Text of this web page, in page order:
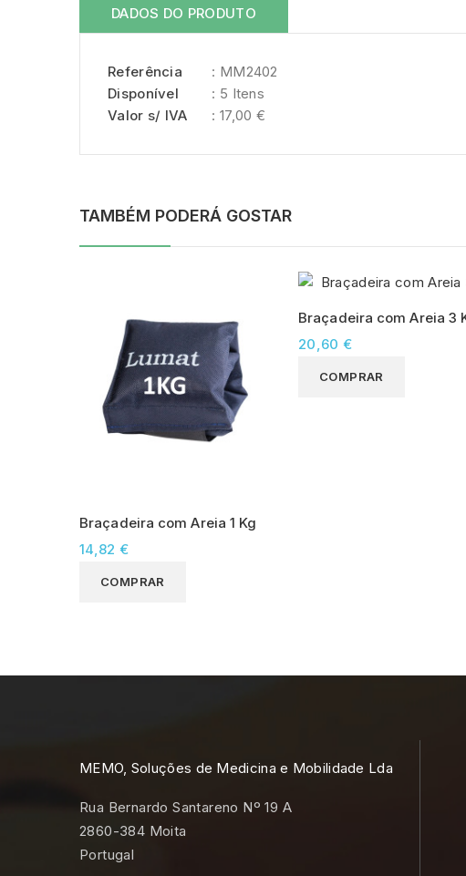
DADOS DO PRODUTO
Referência
: MM2402
Disponível
: 5 Itens
Valor s/ IVA
: 17,00 €
TAMBÉM PODERÁ GOSTAR
Braçadeira com Areia 1 Kg
14,82 €
COMPRAR
Braçadeira com Areia 3
20,60 €
COMPRAR
MEMO, Soluções de Medicina e Mobilidade Lda
Rua Bernardo Santareno Nº 19 A
2860-384 Moita
Portugal